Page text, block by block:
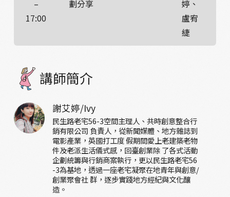
–
17:00
劃分享
婷、
盧宥
緁
講師簡介
謝艾婷/Ivy
民生路老宅56-3空間主理人、共時創意整合行
銷有限公司 負責人，從新聞媒體、地方雜誌到
電影產業，英國打工度 假期間愛上老建築老物
件及老派生活儀式感，回臺創業除 了各式活動
企劃統籌與行銷商案執行，更以民生路老宅56
-3為基地，透過一座老宅凝聚在地青年與創意/
創業聚會社 群，逐步實踐地方經紀與文化釀
造。